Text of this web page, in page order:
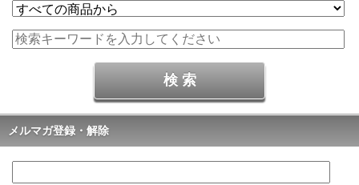
メルマガ登録・解除